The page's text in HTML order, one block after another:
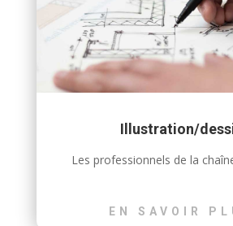
Illustration/
Les professionnels de la
EN SAVOIR